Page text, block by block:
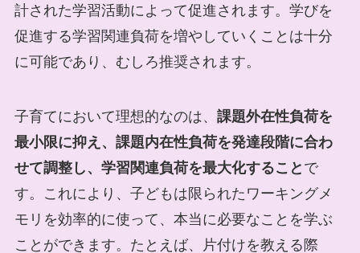
計された学習活動によって促進されます。学びを
促進する学習関連負荷を増やしていくことは十分
に可能であり、むしろ推奨されます。
子育てにおいて理想的なのは、 課題外在性負荷を
最小限に抑え、課題内在性負荷を発達段階に合わ
せて調整し、学習関連負荷を最大化すること で
す。これにより、子どもは限られたワーキングメ
モリを効率的に使って、本当に必要なことを学ぶ
ことができます。たとえば、片付けを教える際